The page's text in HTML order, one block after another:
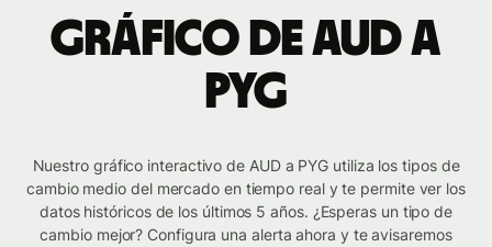
Gráfico de AUD a
PYG
Nuestro gráfico interactivo de AUD a PYG utiliza los tipos de
cambio medio del mercado en tiempo real y te permite ver los
datos históricos de los últimos 5 años. ¿Esperas un tipo de
cambio mejor? Configura una alerta ahora y te avisaremos